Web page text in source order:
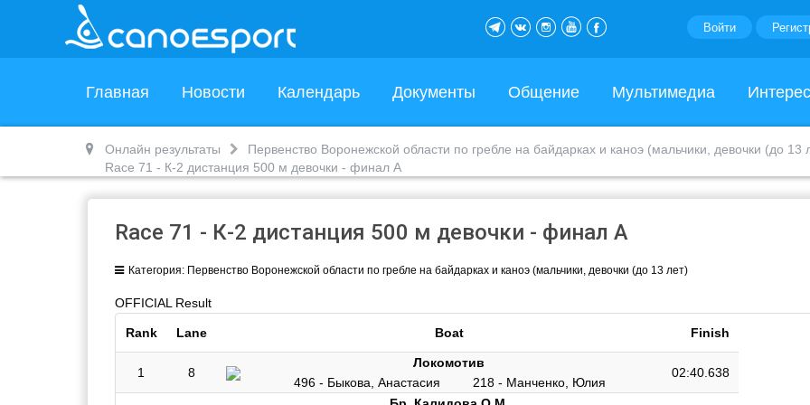
Войти
Главная Новости Календарь Документы Общение Мультимедиа
Онлайн результаты
Первенство Воронежской области по гребле на байдарках и каноэ (мальчики, девочки (до 13
Race 71 - К-2 дистанция 500 м девочки - финал A
Race 71 - К-2 дистанция 500 м девочки - финал A
Категория: Первенство Воронежской области по гребле на байдарках и каноэ (мальчики, девочки (до 13 лет)
OFFICIAL Result
Rank Lane Boat Finish
1 8
Локомотив
496 - Быкова, Анастасия
218 - Манченко, Юлия
02:40.638